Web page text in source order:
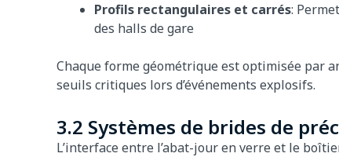
Profils rectangulaires et carrés:
des halls de gare
Chaque forme géométrique est optimisée par
seuils critiques lors d’événements explosifs.
3.2 Systèmes de brides de
L’interface entre l’abat-jour en verre et le